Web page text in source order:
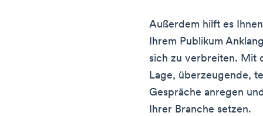
Außerdem hilft es
Ihrem Publikum
sich zu verbreiten. Mit
Lage, überzeugende,
Gespräche anregen
Ihrer Branche setzen.